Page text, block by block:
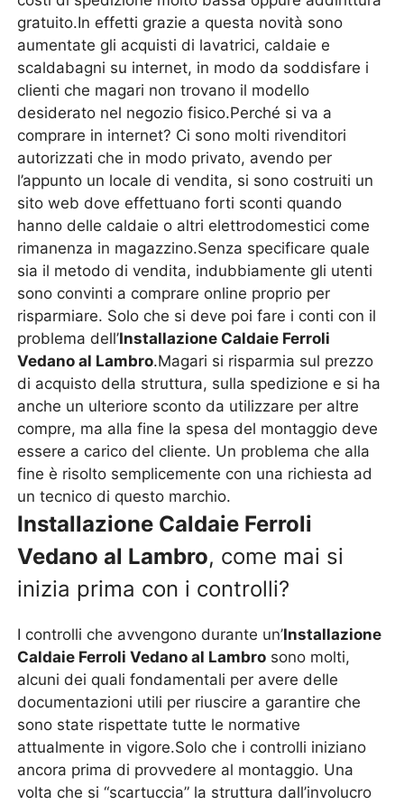
gratuito.In effetti grazie a questa novità sono
aumentate gli acquisti di lavatrici, caldaie e
scaldabagni su internet, in modo da soddisfare i
clienti che magari non trovano il modello
desiderato nel negozio fisico.Perché si va a
comprare in internet? Ci sono molti rivenditori
autorizzati che in modo privato, avendo per
l’appunto un locale di vendita, si sono costruiti un
sito web dove effettuano forti sconti quando
hanno delle caldaie o altri elettrodomestici come
rimanenza in magazzino.Senza specificare quale
sia il metodo di vendita, indubbiamente gli utenti
sono convinti a comprare online proprio per
risparmiare. Solo che si deve poi fare i conti con il
problema dell’Installazione Caldaie Ferroli
Vedano al Lambro.Magari si risparmia sul prezzo
di acquisto della struttura, sulla spedizione e si ha
anche un ulteriore sconto da utilizzare per altre
compre, ma alla fine la spesa del montaggio deve
essere a carico del cliente. Un problema che alla
fine è risolto semplicemente con una richiesta ad
un tecnico di questo marchio.
Installazione Caldaie Ferroli
Vedano al Lambro, come mai si
inizia prima con i controlli?
I controlli che avvengono durante un’Installazione
Caldaie Ferroli Vedano al Lambro sono molti,
alcuni dei quali fondamentali per avere delle
documentazioni utili per riuscire a garantire che
sono state rispettate tutte le normative
attualmente in vigore.Solo che i controlli iniziano
ancora prima di provvedere al montaggio. Una
volta che si “scartuccia” la struttura dall’involucro